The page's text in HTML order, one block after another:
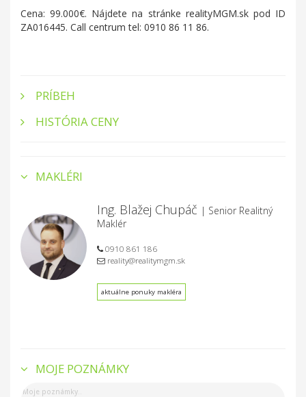
Cena: 99.000€. Nájdete na stránke realityMGM.sk pod ID
ZA016445. Call centrum tel: 0910 86 11 86.
PRÍBEH
HISTÓRIA CENY
MAKLÉRI
Ing. Blažej Chupáč | Senior Realitný
Maklér
0910 861 186
reality@realitymgm.sk
aktuálne ponuky makléra
MOJE POZNÁMKY